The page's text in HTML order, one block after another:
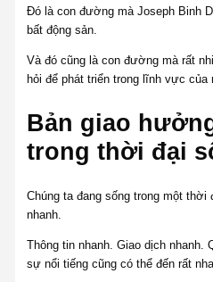
Đó là con đường mà Joseph Binh
bất động sản.
Và đó cũng là con đường mà rất
hỏi để phát triển trong lĩnh vực của
Bản giao
trong thời đại
Chúng ta đang sống trong một thời
nhanh.
Thông tin nhanh. Giao dịch nhanh.
sự nổi tiếng cũng có thể đến rất